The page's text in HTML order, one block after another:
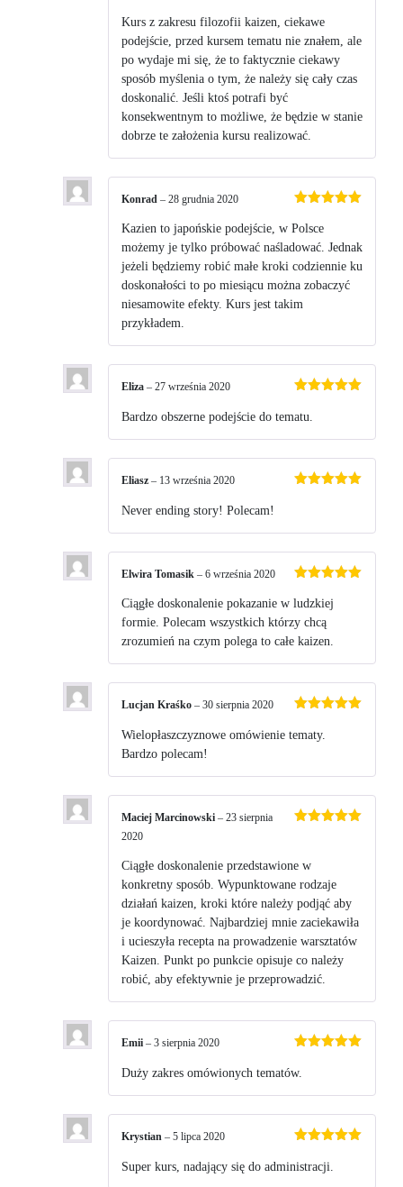
na 5
Kurs z zakresu filozofii kaizen, ciekawe
podejście, przed kursem tematu nie znałem, ale
po wydaje mi się, że to faktycznie ciekawy
sposób myślenia o tym, że należy się cały czas
doskonalić. Jeśli ktoś potrafi być
konsekwentnym to możliwe, że będzie w stanie
dobrze te założenia kursu realizować.
na 5
Konrad – 28 grudnia 2020
Kazien to japońskie podejście, w Polsce
możemy je tylko próbować naśladować. Jednak
jeżeli będziemy robić małe kroki codziennie ku
doskonałości to po miesiącu można zobaczyć
niesamowite efekty. Kurs jest takim
przykładem.
na 5
Eliza – 27 września 2020
Bardzo obszerne podejście do tematu.
Eliasz – 13 września 2020
Never ending story! Polecam!
na 5
Elwira Tomasik – 6 września 2020
Ciągłe doskonalenie pokazanie w ludzkiej
formie. Polecam wszystkich którzy chcą
zrozumień na czym polega to całe kaizen.
na 5
Lucjan Kraśko – 30 sierpnia 2020
Wielopłaszczyznowe omówienie tematy.
Bardzo polecam!
Maciej Marcinowski – 23 sierpnia
2020
Ciągłe doskonalenie przedstawione w
konkretny sposób. Wypunktowane rodzaje
działań kaizen, kroki które należy podjąć aby
je koordynować. Najbardziej mnie zaciekawiła
i ucieszyła recepta na prowadzenie warsztatów
Kaizen. Punkt po punkcie opisuje co należy
robić, aby efektywnie je przeprowadzić.
na 5
Emii – 3 sierpnia 2020
Duży zakres omówionych tematów.
na 5
Krystian – 5 lipca 2020
Super kurs, nadający się do administracji.